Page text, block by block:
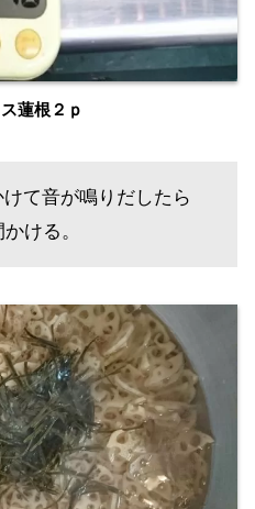
蓮根２ｐ
て音が鳴りだしたら
ける。